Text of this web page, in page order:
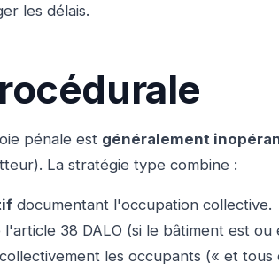
les délais.
pénale est généralement
La stratégie type combine :
documentant l'occupation collective.
38 DALO (si le bâtiment est ou
les occupants (« et